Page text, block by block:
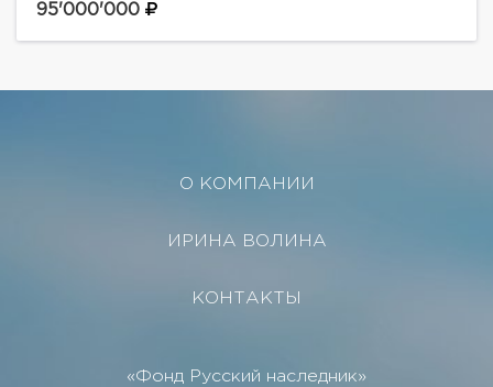
современном стиле. Дом полностью укомплектован
95'000'000
О КОМПАНИИ
ИРИНА ВОЛИНА
КОНТАКТЫ
«Фонд Русский наследник»